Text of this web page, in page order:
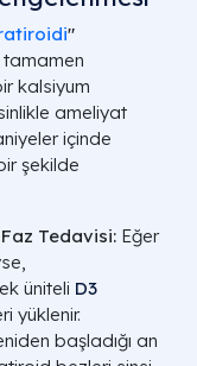
"
kalsiyum
ameliyat
içinde
şekilde
Tedavisi: Eğer
üniteli D3
yüklenir.
başladığı an